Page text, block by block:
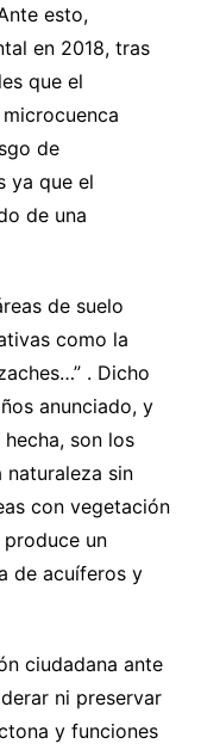
esto,
en 2018, tras
que el
de
ya que el
de una
de suelo
como la
. Dicho
anunciado, y
son los
naturaleza sin
con vegetación
un
de acuíferos y
ciudadana ante
ni preservar
y funciones